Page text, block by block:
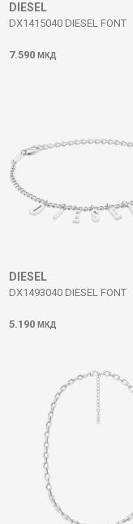
DIESEL
DX1415040 DIESEL FONT
7.590 МКД
DIESEL
DX1493040 DIESEL FONT
5.190 МКД